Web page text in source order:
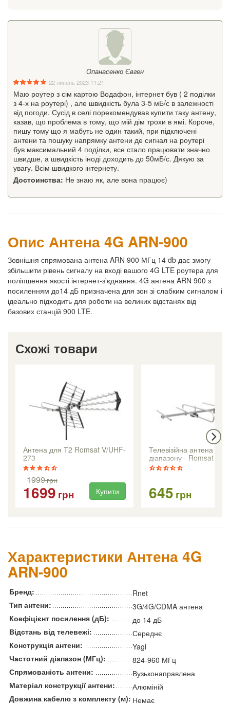
Опанасенко Євген
22 липень 2023 11:21
Маю роутер з сім картою Водафон, інтернет був ( 2 поділки
з 4-х на роутері) , але швидкість була 3-5 мБ/с в залежності
від погоди. Сусід в селі порекомендував купити таку антену,
казав, що проблема в тому, що мій дім трохи в ямі. Короче,
пишу тому що я мабуть не один такий, при підключені
антени та пошуку напрямку антени де сигнал на роутері
був максимальний 4 поділки, все стало працювати значно
швидше, а швидкість іноді доходить до 50мБ/с. Дякую за
увагу. Всім швидкого інтернету.
Достоинства: Не знаю як, але вона працює)
Опис Антена 4G ARN-900
Зовнішня спрямована антена ARN 900 МГц 14 db дає змогу
збільшити рівень сигналу на вході вашого 4G LTE роутера для
поліпшення якості інтернет-з'єднання. 4G антена ARN 900 з
посиленням до14 дБ призначена для зон зі слабким сигналом і
ідеально підходить для роботи на великих відстанях від
базових станцій 900 LTE.
Схожі товари
Антена для Т2 Romsat V/UHF-
273
1999грн
1699 грн Купити
Телевізійна антена МВ2
діапазону - Romsat
645 грн
Характеристики Антена 4G
ARN-900
Бренд:
Rnet
Тип антени:
3G/4G/CDMA антена
Коефіцієнт посилення (дБ):
до 14 дБ
Відстань від телевежі:
Середнє
Конструкція антени:
Yagi
Частотний діапазон (МГц):
824-960 МГц
Спрямованість антени:
Вузьконаправлена
Матеріал конструкції антени:
Алюміній
Довжина кабелю з комплекту (м): Немає